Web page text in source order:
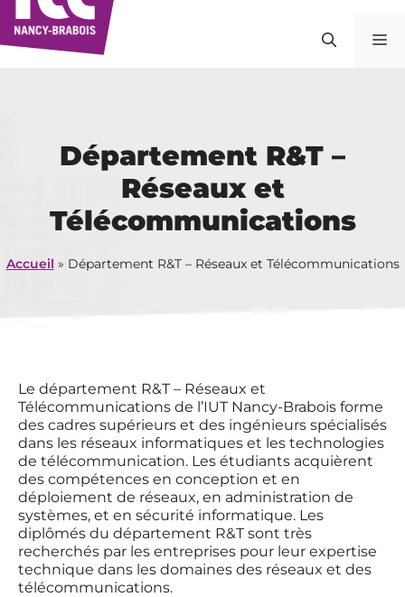
au
contenu
Département R&T –
Réseaux et
Télécommunications
Accueil » Département R&T – Réseaux et Télécommunications
Le département R&T – Réseaux et
Télécommunications de l’IUT Nancy-Brabois forme
des cadres supérieurs et des ingénieurs spécialisés
dans les réseaux informatiques et les technologies
de télécommunication. Les étudiants acquièrent
des compétences en conception et en
déploiement de réseaux, en administration de
systèmes, et en sécurité informatique. Les
diplômés du département R&T sont très
recherchés par les entreprises pour leur expertise
technique dans les domaines des réseaux et des
télécommunications.